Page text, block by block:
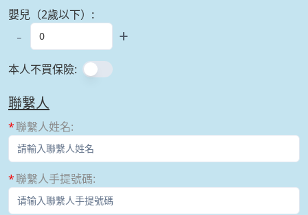
嬰兒（2歲以下） :
- +
本人不買保險:
聯繫人
聯繫人姓名:
聯繫人手提號碼: